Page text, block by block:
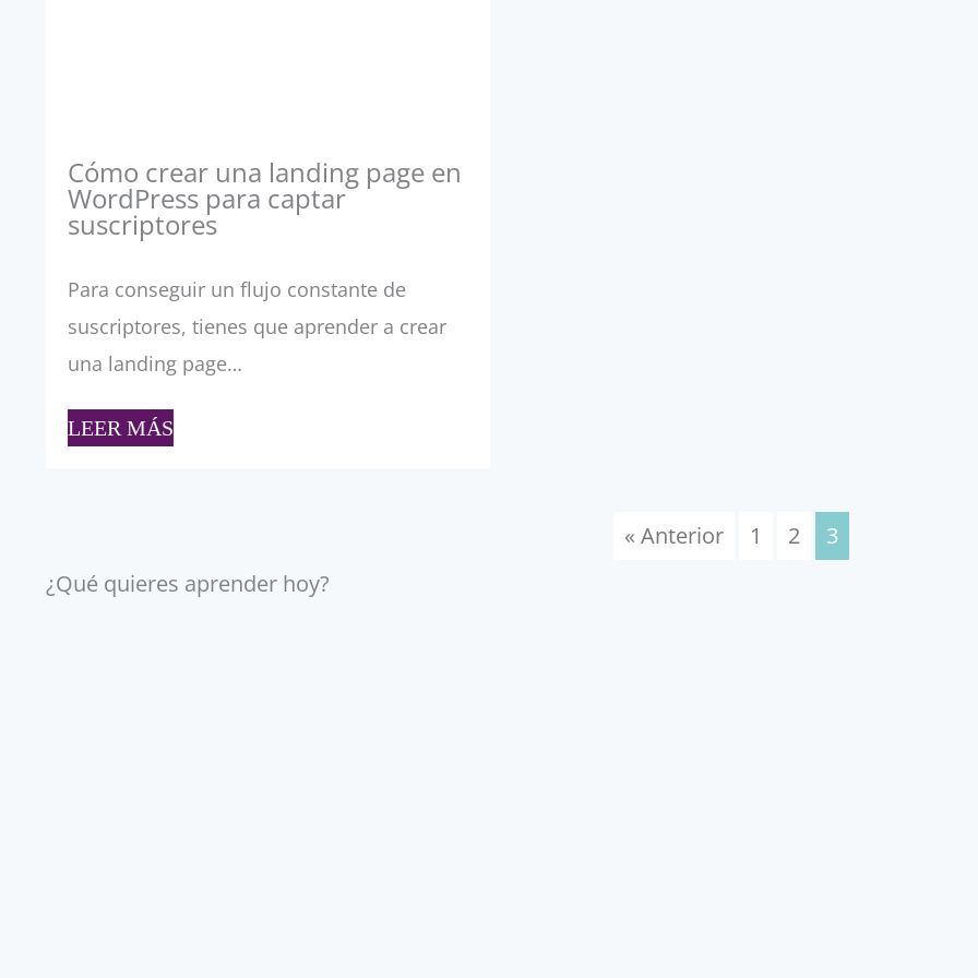
Cómo crear una landing page en
WordPress para captar
suscriptores
Para conseguir un flujo constante de
suscriptores, tienes que aprender a crear
una landing page…
LEER MÁS
« Anterior 1 2
3
¿Qué quieres aprender hoy?